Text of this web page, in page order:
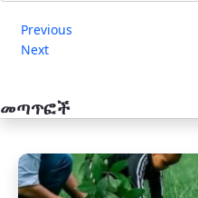
Previous
Next
መጣጥፎች
አዲስ